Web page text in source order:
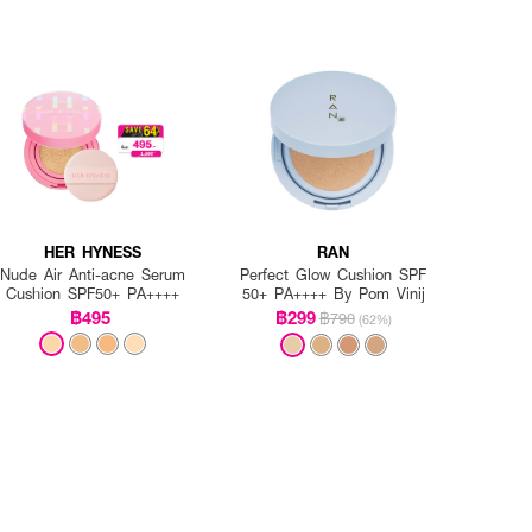
HER HYNESS
Nude Air Anti-acne Serum
Cushion SPF50+ PA++++
฿495
RAN
Perfect Glow Cushion SPF
50+ PA++++ By Pom Vinij
฿299฿790 (62%)